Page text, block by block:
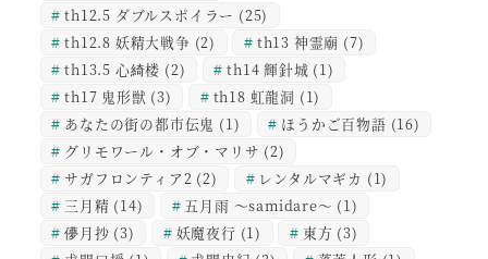
th12.5 ダブルスポイラー (25)
th12.8 妖精大戦争 (2) th13 神霊廟 (7)
th13.5 心綺楼 (2) th14 輝針城 (1)
th17 鬼形獣 (3) th18 虹龍洞 (1)
あなたの街の都市伝鬼 (1) ほうかご百物語 (16)
グリモワール・オブ・マリサ (2)
サガフロンティア2 (2) レンタルマギカ (1)
三月精 (14) 五月雨 ～samidare～ (1)
儚月抄 (3) 妖魔夜行 (1) 東方 (3)